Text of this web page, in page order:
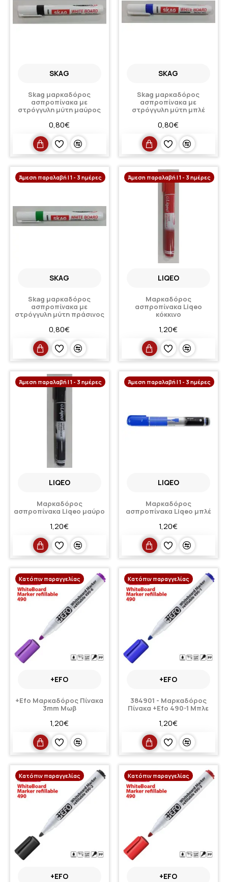
SKAG
Skag μαρκαδόρος
ασπροπίνακα με
στρόγγυλη μύτη μαύρος
0,80€
SKAG
Skag μαρκαδόρος
ασπροπίνακα με
στρόγγυλη μύτη μπλέ
0,80€
Άμεση παραλαβή | 1 - 3 ημέρες
SKAG
Skag μαρκαδόρος
ασπροπίνακα με
στρόγγυλη μύτη πράσινος
0,80€
Άμεση παραλαβή | 1 - 3 ημέρες
LIQEO
Μαρκαδόρος
ασπροπίνακα Liqeo
κόκκινο
1,20€
Άμεση παραλαβή | 1 - 3 ημέρες
LIQEO
Μαρκαδόρος
ασπροπίνακα Liqeo μαύρο
1,20€
Άμεση παραλαβή | 1 - 3 ημέρες
LIQEO
Μαρκαδόρος
ασπροπίνακα Liqeo μπλέ
1,20€
Κατόπιν παραγγελίας
+EFO
+Efo Μαρκαδόρος Πίνακα
3mm Μωβ
1,20€
Κατόπιν παραγγελίας
+EFO
384901 - Μαρκαδόρος
Πίνακα +Efo 490-1 Μπλε
1,20€
Κατόπιν παραγγελίας
+EFO
Κατόπιν παραγγελίας
+EFO